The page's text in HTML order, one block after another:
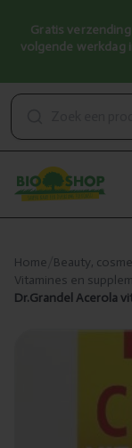
Gratis
volgende werkdag
Home Beauty,
Vitamines en
Dr.Grandel Acerola